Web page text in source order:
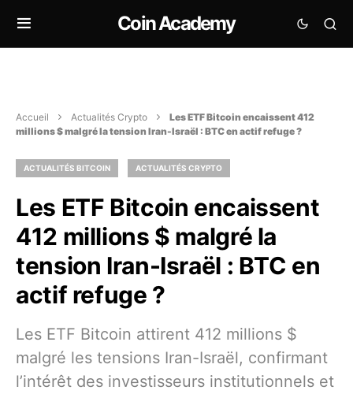
Coin Academy
Accueil Actualités Crypto
Les ETF Bitcoin encaissent 412
millions $ malgré la tension Iran-Israël : BTC en actif refuge ?
ACTUALITÉS BITCOIN ACTUALITÉS CRYPTO
Les ETF Bitcoin encaissent
412 millions $ malgré la
tension Iran-Israël : BTC en
actif refuge ?
Les ETF Bitcoin attirent 412 millions $
malgré les tensions Iran-Israël, confirmant
l’intérêt des investisseurs institutionnels et